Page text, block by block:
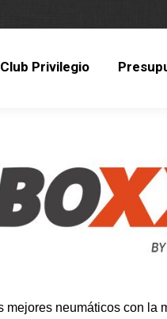
Club Privilegio
mejores neumáticos con la